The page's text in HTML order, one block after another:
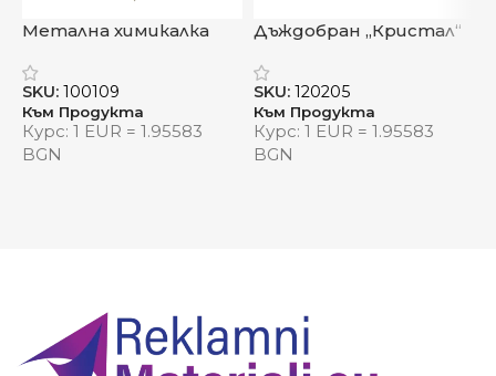
Видяна от: 0
Метална химикалка
SKU: 100109
Към Продукта
Курс: 1 EUR = 1.95583
BGN
Дъждобран „Кристал“
SKU: 120205
Към Продукта
Курс: 1 EUR = 1.95583
BGN